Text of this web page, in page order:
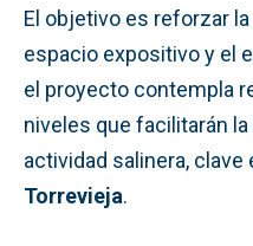
El objetivo es reforzar
espacio expositivo y el
el proyecto contempla
niveles que facilitarán
actividad salinera, clave
Torrevieja.